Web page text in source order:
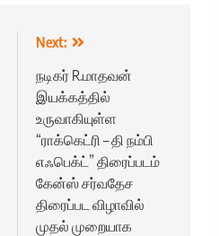
Next:
நடிகர் R.மாதவன்
இயக்கத்தில்
உருவாகியுள்ள
“ராக்கெட்ரி – தி நம்பி
எஃபெக்ட்” திரைப்படம்
கேன்ஸ் சர்வதேச
திரைப்பட விழாவில்
முதல் முறையாக